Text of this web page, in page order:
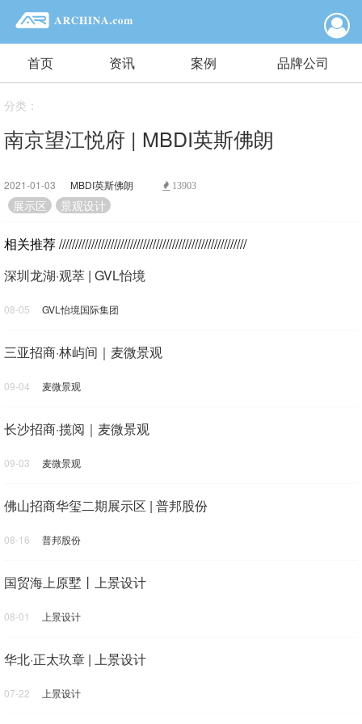
首页 资讯 案例 品牌公司
分类：
南京望江悦府 | MBDI英斯佛朗
2021-01-03 MBDI英斯佛朗 13903
展示区 景观设计
相关推荐//////////////////////////////////////////////////////////
深圳龙湖·观萃 | GVL怡境
08-05 GVL怡境国际集团
三亚招商·林屿间｜麦微景观
09-04 麦微景观
长沙招商·揽阅｜麦微景观
09-03 麦微景观
佛山招商华玺二期展示区 | 普邦股份
08-16 普邦股份
国贸海上原墅丨上景设计
08-01 上景设计
华北·正太玖章 | 上景设计
07-22 上景设计